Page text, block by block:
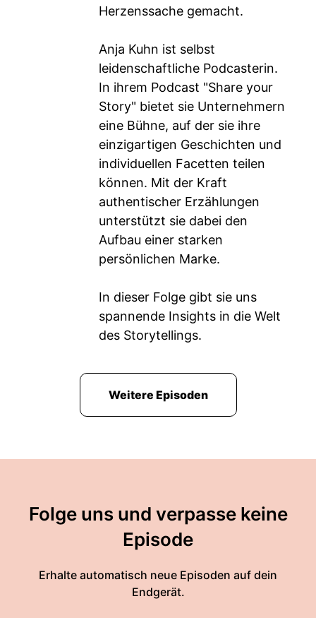
Herzenssache gemacht.
Anja Kuhn ist selbst
leidenschaftliche Podcasterin.
In ihrem Podcast "Share your
Story" bietet sie Unternehmern
eine Bühne, auf der sie ihre
einzigartigen Geschichten und
individuellen Facetten teilen
können. Mit der Kraft
authentischer Erzählungen
unterstützt sie dabei den
Aufbau einer starken
persönlichen Marke.
In dieser Folge gibt sie uns
spannende Insights in die Welt
des Storytellings.
Weitere Episoden
Folge uns und verpasse keine
Episode
Erhalte automatisch neue Episoden auf dein
Endgerät.